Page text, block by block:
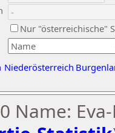
Nur "österreichische"
Niederösterreich
Name: